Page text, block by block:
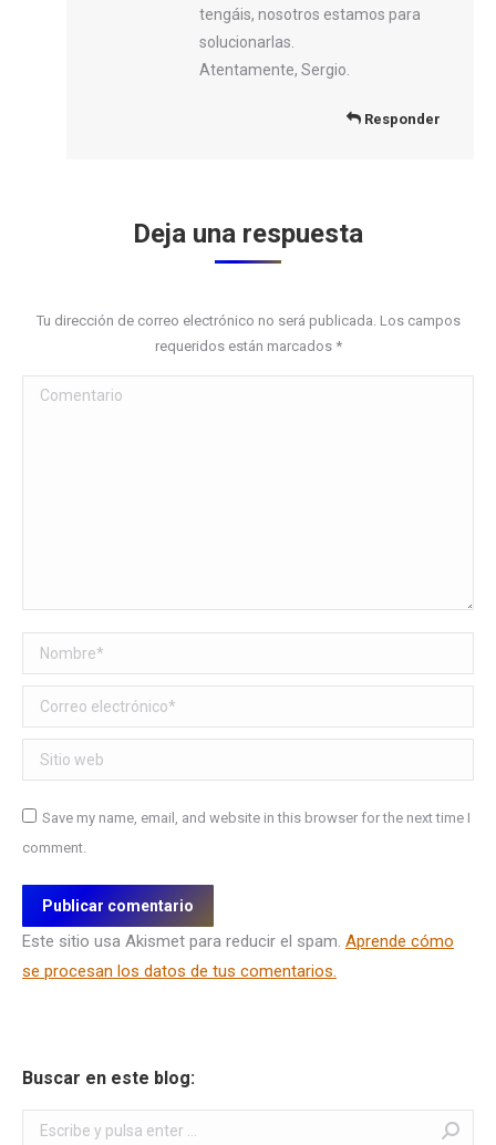
tengáis, nosotros estamos para
solucionarlas.
Atentamente, Sergio.
Responder
Deja una respuesta
Tu dirección de correo electrónico no será publicada. Los campos
requeridos están marcados *
Comentario
Nombre *
Correo electrónico *
Sitio web
Save my name, email, and website in this browser for the next time I
comment.
Publicar comentario
Este sitio usa Akismet para reducir el spam. Aprende cómo
se procesan los datos de tus comentarios.
Buscar en este blog:
Buscar: